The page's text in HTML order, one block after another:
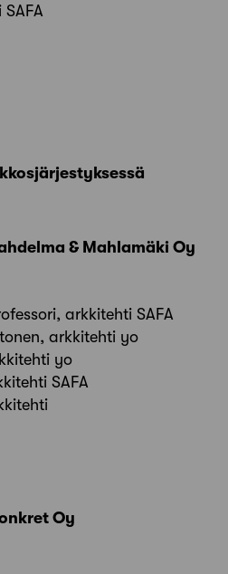
& Mahlamäki Oy
arkkitehti SAFA
arkkitehti yo
yo
SAFA
Oy